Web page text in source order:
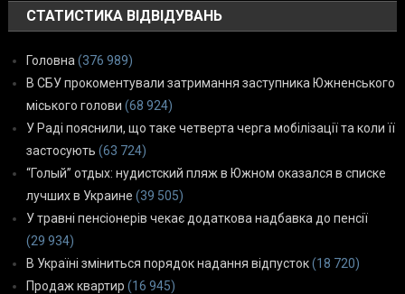
СТАТИСТИКА ВІДВІДУВАНЬ
Головна (376 989)
В СБУ прокоментували затримання заступника Южненського
міського голови (68 924)
У Раді пояснили, що таке четверта черга мобілізації та коли її
застосують (63 724)
“Голый” отдых: нудистский пляж в Южном оказался в списке
лучших в Украине (39 505)
У травні пенсіонерів чекає додаткова надбавка до пенсії
(29 934)
В Україні зміниться порядок надання відпусток(18 720)
Продаж квартир (16 945)